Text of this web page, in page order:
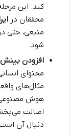
کند. این
محققان در
منبعی، حتی
شود.
افزودن
مثال‌های
هوش مصنوعی
دنبال آن